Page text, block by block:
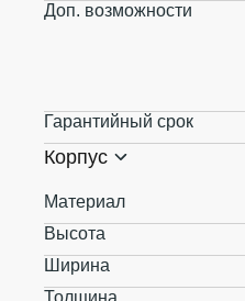
Доп. возможности
Гарантийный срок
Корпус
Материал
Высота
Ширина
Толщина